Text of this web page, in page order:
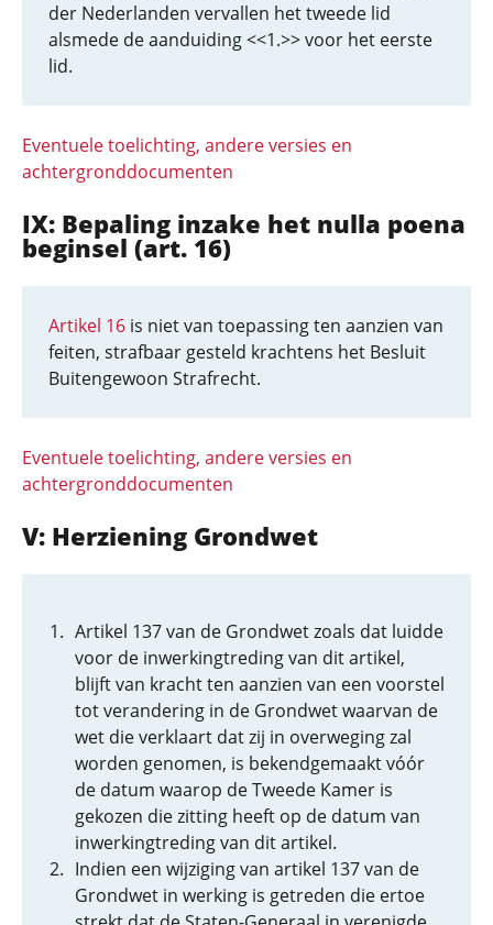
der Nederlanden vervallen het tweede lid
alsmede de aanduiding <<1.>> voor het eerste
lid.
Eventuele toelichting, andere versies en
achtergronddocumenten
IX: Bepaling inzake het nulla poena
beginsel (art. 16)
Artikel 16 is niet van toepassing ten aanzien van
feiten, strafbaar gesteld krachtens het Besluit
Buitengewoon Strafrecht.
Eventuele toelichting, andere versies en
achtergronddocumenten
V: Herziening Grondwet
Artikel 137 van de Grondwet zoals dat luidde
voor de inwerkingtreding van dit artikel,
blijft van kracht ten aanzien van een voorstel
tot verandering in de Grondwet waarvan de
wet die verklaart dat zij in overweging zal
worden genomen, is bekendgemaakt vóór
de datum waarop de Tweede Kamer is
gekozen die zitting heeft op de datum van
inwerkingtreding van dit artikel.
Indien een wijziging van artikel 137 van de
Grondwet in werking is getreden die ertoe